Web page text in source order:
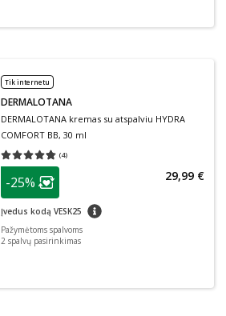
Tik internetu
DERMALOTANA
DERMALOTANA kremas su atspalviu HYDRA
COMFORT BB, 30 ml
(4)
Vidutinis įvertinimas 4.75
patarimas
Lojalumo klubo narių nuolaida
-25%
Įvedus kodą VESK25 patarimas
29,99 €
Pažymėtoms spalvoms
2 spalvų pasirinkimas